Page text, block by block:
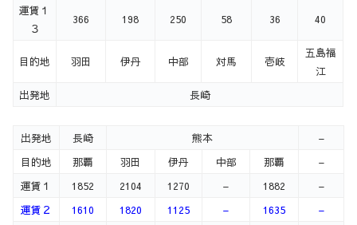
運賃１
３
366 198 250 58 36 40
目的地 羽田 伊丹 中部 対馬 壱岐
五島福
江
出発地
長崎
出発地 長崎 熊本
–
目的地
那覇 羽田 伊丹 中部 那覇
–
運賃１
1852 2104 1270 – 1882
–
運賃２
1610 1820 1125 – 1635
–